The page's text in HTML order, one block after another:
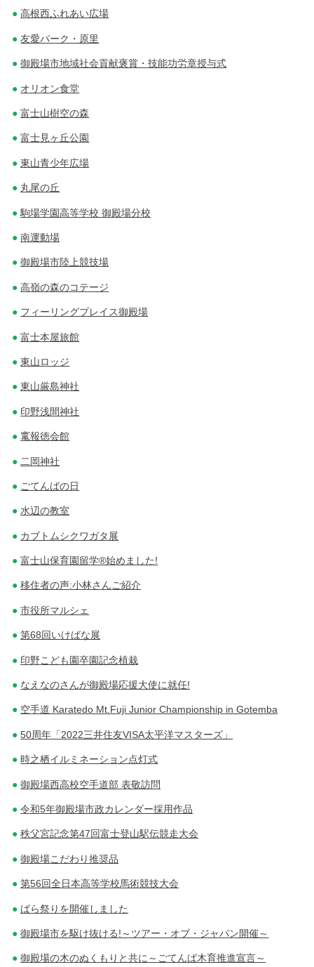
高根西ふれあい広場
友愛パーク・原里
御殿場市地域社会貢献褒賞・技能功労章授与式
オリオン食堂
富士山樹空の森
富士見ヶ丘公園
東山青少年広場
丸尾の丘
駒場学園高等学校 御殿場分校
南運動場
御殿場市陸上競技場
高嶺の森のコテージ
フィーリングプレイス御殿場
富士本屋旅館
東山ロッジ
東山厳島神社
印野浅間神社
竃報徳会館
二岡神社
ごてんばの日
水辺の教室
カブトムシクワガタ展
富士山保育園留学®始めました!
移住者の声:小林さんご紹介
市役所マルシェ
第68回いけばな展
印野こども園卒園記念植栽
なえなのさんが御殿場応援大使に就任!
空手道 Karatedo Mt.Fuji Junior Championship in Gotemba
50周年「2022三井住友VISA太平洋マスターズ」
時之栖イルミネーション点灯式
御殿場西高校空手道部 表敬訪問
令和5年御殿場市政カレンダー採用作品
秩父宮記念第47回富士登山駅伝競走大会
御殿場こだわり推奨品
第56回全日本高等学校馬術競技大会
ばら祭りを開催しました
御殿場市を駆け抜ける!～ツアー・オブ・ジャパン開催～
御殿場の木のぬくもりと共に～ごてんば木育推進宣言～